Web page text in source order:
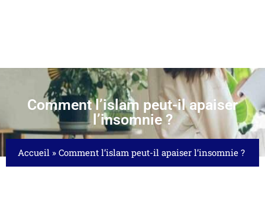
Comment l’islam peut-il apaiser
l’insomnie ?
Accueil » Comment l’islam peut-il apaiser l’insomnie ?